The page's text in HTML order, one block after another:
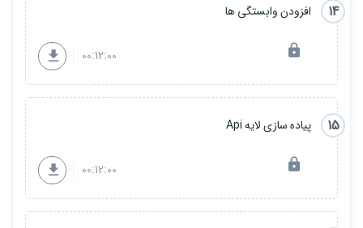
14 افزودن وابستگی ها
00:12:00
15 پیاده سازی لایه Api
00:12:00